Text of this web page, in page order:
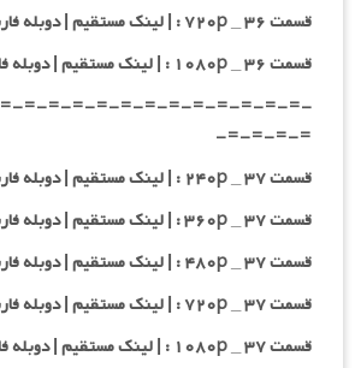
قسمت ۳۶ _ ۷۲۰p : | لینک مستقیم | دوبله فارسی
قسمت ۳۶ _ ۱۰۸۰p : | لینک مستقیم | دوبله فارسی
=-=-=-=-=-=-=-=-=-=-=-=-
=-=-=-=-
قسمت ۳۷ _ ۲۴۰p : | لینک مستقیم | دوبله فارسی
قسمت ۳۷ _ ۳۶۰p : | لینک مستقیم | دوبله فارسی
قسمت ۳۷ _ ۴۸۰p : | لینک مستقیم | دوبله فارسی
قسمت ۳۷ _ ۷۲۰p : | لینک مستقیم | دوبله فارسی
قسمت ۳۷ _ ۱۰۸۰p : | لینک مستقیم | دوبله فارسی